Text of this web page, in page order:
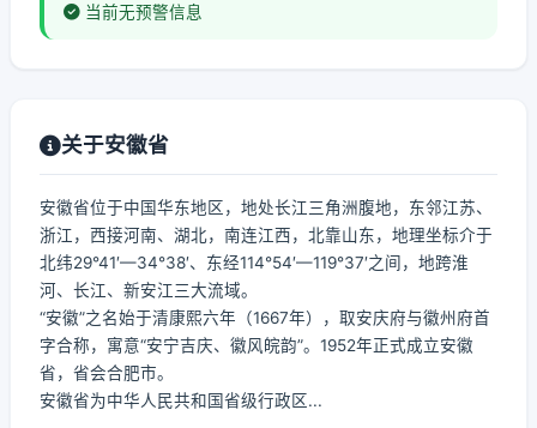
当前无预警信息
关于安徽省
安徽省位于中国华东地区，地处长江三角洲腹地，东邻江苏、
浙江，西接河南、湖北，南连江西，北靠山东，地理坐标介于
北纬29°41′—34°38′、东经114°54′—119°37′之间，地跨淮
河、长江、新安江三大流域。
“安徽”之名始于清康熙六年（1667年），取安庆府与徽州府首
字合称，寓意“安宁吉庆、徽风皖韵”。1952年正式成立安徽
省，省会合肥市。
安徽省为中华人民共和国省级行政区...